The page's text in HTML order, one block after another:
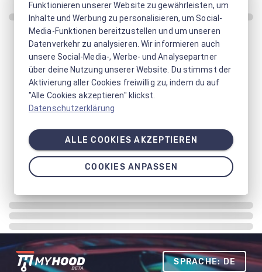
SPRACHE: DE
Funktionieren unserer Website zu gewährleisten, um
Inhalte und Werbung zu personalisieren, um Social-
Media-Funktionen bereitzustellen und um unseren
Datenverkehr zu analysieren. Wir informieren auch
unsere Social-Media-, Werbe- und Analysepartner
über deine Nutzung unserer Website. Du stimmst der
Aktivierung aller Cookies freiwillig zu, indem du auf
"Alle Cookies akzeptieren" klickst.
Datenschutzerklärung
ALLE COOKIES AKZEPTIEREN
COOKIES ANPASSEN